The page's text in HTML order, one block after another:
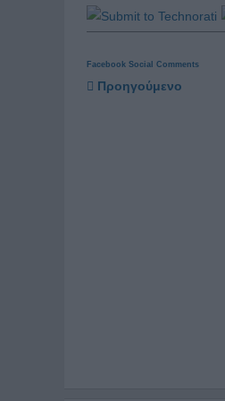
Facebook Social Comments
Προηγούμενο